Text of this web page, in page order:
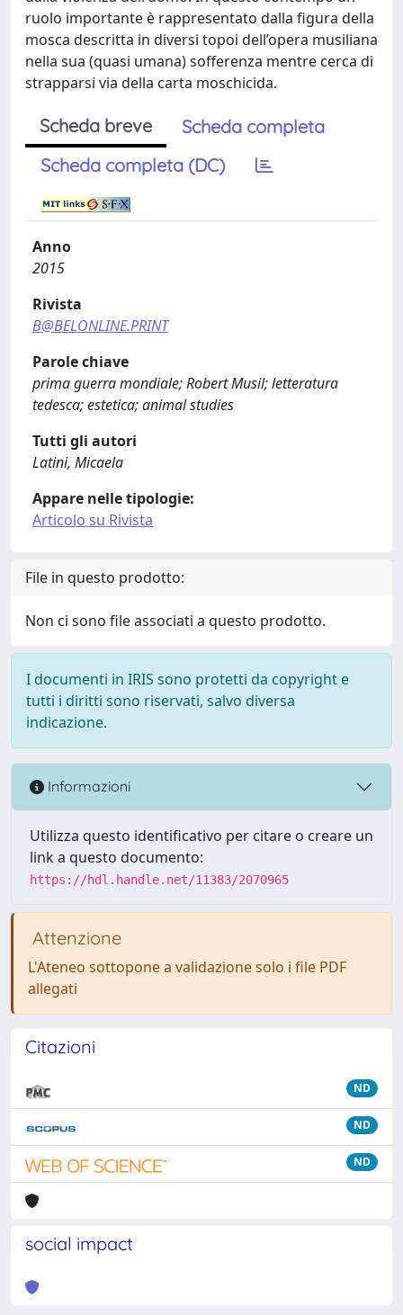
ruolo importante è rappresentato dalla figura della
mosca descritta in diversi topoi dell’opera musiliana
nella sua (quasi umana) sofferenza mentre cerca di
strapparsi via della carta moschicida.
Scheda breve
Scheda completa
Scheda completa (DC)
Anno
2015
Rivista
B@BELONLINE.PRINT
Parole chiave
prima guerra mondiale; Robert Musil; letteratura
tedesca; estetica; animal studies
Tutti gli autori
Latini, Micaela
Appare nelle tipologie:
Articolo su Rivista
File in questo prodotto:
Non ci sono file associati a questo prodotto.
I documenti in IRIS sono protetti da copyright e
tutti i diritti sono riservati, salvo diversa
indicazione.
Informazioni
Utilizza questo identificativo per citare o creare un
link a questo documento:
https://hdl.handle.net/11383/2070965
Attenzione
L'Ateneo sottopone a validazione solo i file PDF
allegati
Citazioni
ND
ND
ND
social impact